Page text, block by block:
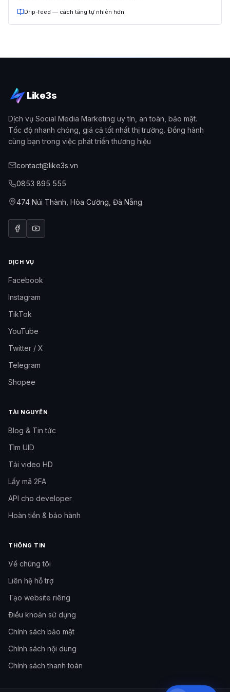
Drip-feed — cách tăng tự nhiên hơn
Like3s
Dịch vụ Social Media Marketing uy tín, an toàn, bảo mật.
Tốc độ nhanh chóng, giá cả tốt nhất thị trường. Đồng hành
cùng bạn trong việc phát triển thương hiệu
contact@like3s.vn
0853 895 555
474 Núi Thành, Hòa Cường, Đà Nẵng
DỊCH VỤ
Facebook
Instagram
TikTok
YouTube
Twitter / X
Telegram
Shopee
TÀI NGUYÊN
Blog & Tin tức
Tìm UID
Tải video HD
Lấy mã 2FA
API cho developer
Hoàn tiền & bảo hành
THÔNG TIN
Về chúng tôi
Liên hệ hỗ trợ
Tạo website riêng
Điều khoản sử dụng
Chính sách bảo mật
Chính sách nội dung
Chính sách thanh toán